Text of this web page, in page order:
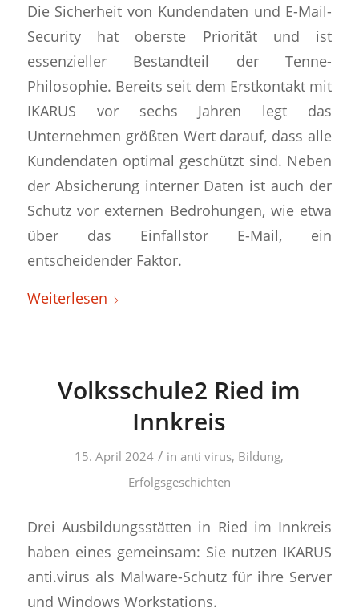
Die Sicherheit von Kundendaten und E-Mail-
Security hat oberste Priorität und ist
essenzieller Bestandteil der Tenne-
Philosophie. Bereits seit dem Erstkontakt mit
IKARUS vor sechs Jahren legt das
Unternehmen größten Wert darauf, dass alle
Kundendaten optimal geschützt sind. Neben
der Absicherung interner Daten ist auch der
Schutz vor externen Bedrohungen, wie etwa
über das Einfallstor E-Mail, ein
entscheidender Faktor.
Weiterlesen
Volksschule2 Ried im
Innkreis
15. April 2024 / inanti virus, Bildung,
Erfolgsgeschichten
Drei Ausbildungsstätten in Ried im Innkreis
haben eines gemeinsam: Sie nutzen IKARUS
anti.virus als Malware-Schutz für ihre Server
und Windows Workstations.